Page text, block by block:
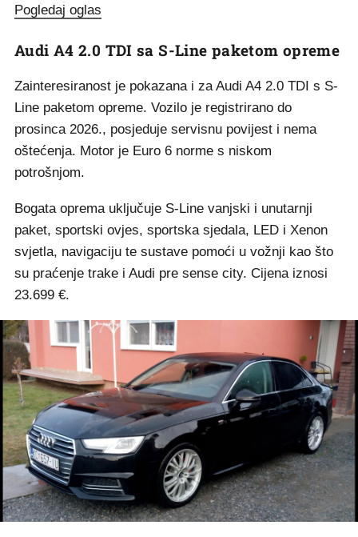
Pogledaj oglas
Audi A4 2.0 TDI sa S-Line paketom opreme
Zainteresiranost je pokazana i za Audi A4 2.0 TDI s S-
Line paketom opreme. Vozilo je registrirano do
prosinca 2026., posjeduje servisnu povijest i nema
oštećenja. Motor je Euro 6 norme s niskom
potrošnjom.
Bogata oprema uključuje S-Line vanjski i unutarnji
paket, sportski ovjes, sportska sjedala, LED i Xenon
svjetla, navigaciju te sustave pomoći u vožnji kao što
su praćenje trake i Audi pre sense city. Cijena iznosi
23.699 €.